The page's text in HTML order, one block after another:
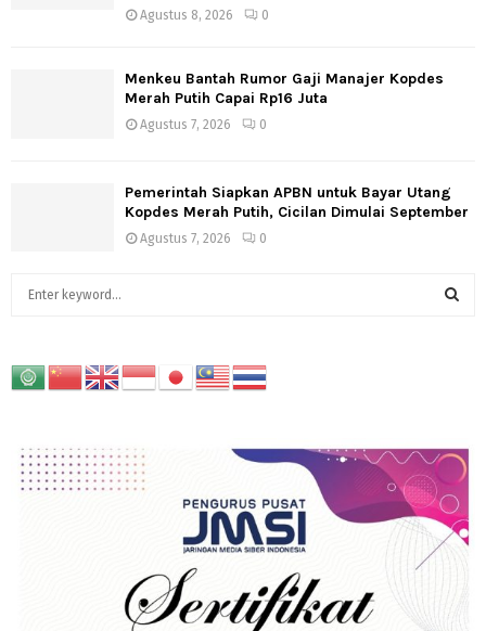
Agustus 8, 2026 0
Menkeu Bantah Rumor Gaji Manajer Kopdes
Merah Putih Capai Rp16 Juta
Agustus 7, 2026 0
Pemerintah Siapkan APBN untuk Bayar Utang
Kopdes Merah Putih, Cicilan Dimulai September
Agustus 7, 2026 0
c
C
H